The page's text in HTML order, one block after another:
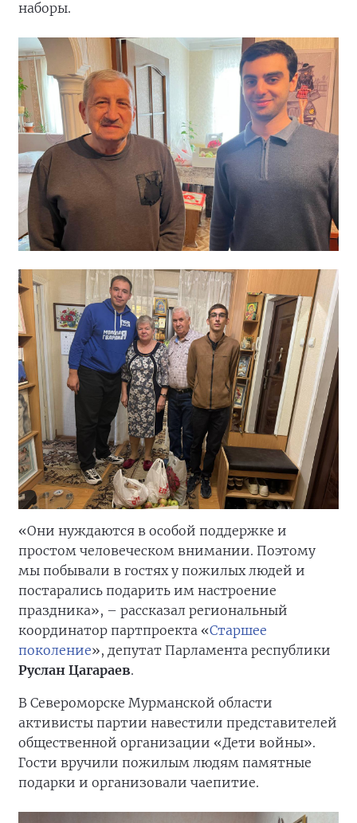
наборы.
«Они нуждаются в особой поддержке и
простом человеческом внимании. Поэтому
мы побывали в гостях у пожилых людей и
постарались подарить им настроение
праздника», – рассказал региональный
координатор партпроекта «Старшее
поколение», депутат Парламента республики
Руслан Цагараев.
В Североморске Мурманской области
активисты партии навестили представителей
общественной организации «Дети войны».
Гости вручили пожилым людям памятные
подарки и организовали чаепитие.